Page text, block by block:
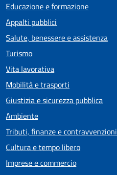
Educazione e formazione
Appalti pubblici
Salute, benessere e assistenza
Turismo
Vita lavorativa
Mobilità e trasporti
Giustizia e sicurezza pubblica
Ambiente
Tributi, finanze e contravvenzioni
Cultura e tempo libero
Imprese e commercio